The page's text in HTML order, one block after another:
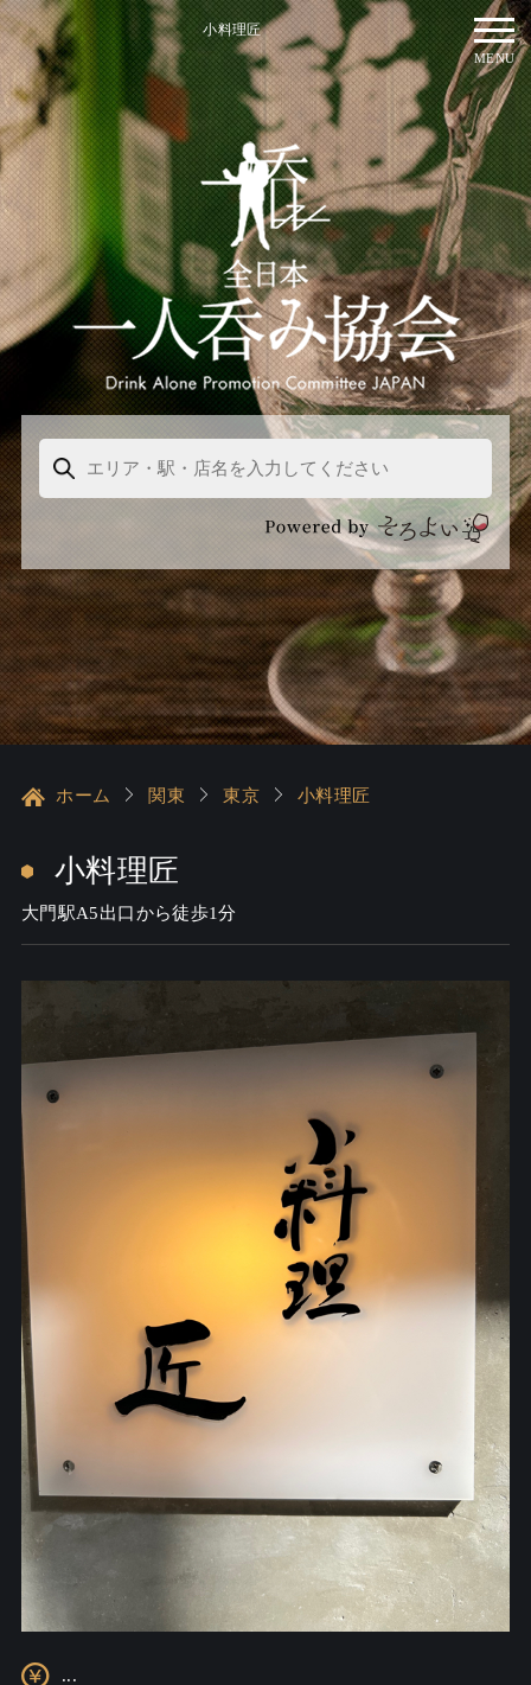
小料理匠
MENU
ホーム 関東 東京 小料理匠
小料理匠
大門駅A5出口から徒歩1分
...